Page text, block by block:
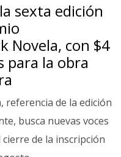
sexta edición
Novela, con $4
para la obra
referencia de la edición
busca nuevas voces
cierre de la inscripción